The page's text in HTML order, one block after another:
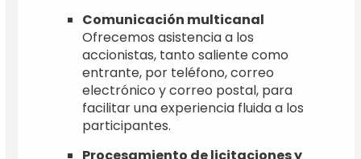
Comunicación multicanal
Ofrecemos asistencia a los
accionistas, tanto saliente como
entrante, por teléfono, correo
electrónico y correo postal, para
facilitar una experiencia fluida a los
participantes.